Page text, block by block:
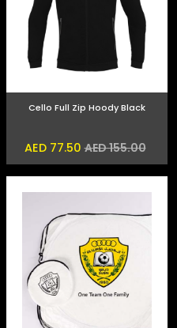
Cello Full Zip Hoody Black
AED 155.00
AED 77.50